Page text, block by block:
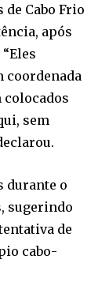
Cabo Frio
após
coordenada
colocados
sem
durante o
sugerindo
de
cabo-